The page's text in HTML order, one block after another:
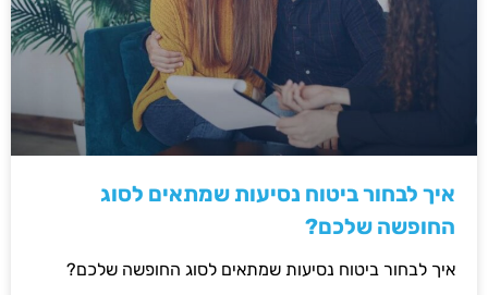
איך לבחור ביטוח נסיעות שמתאים לסוג
החופשה שלכם?
איך לבחור ביטוח נסיעות שמתאים לסוג החופשה שלכם?